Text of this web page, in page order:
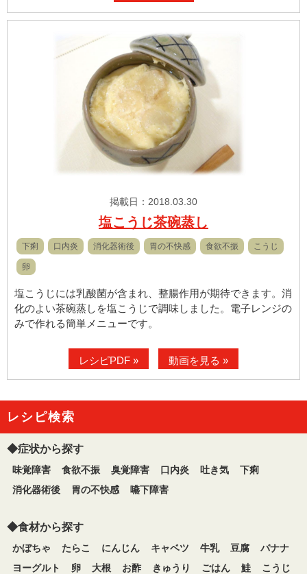
掲載日：2018.03.30
塩こうじ茶碗蒸し
下痢 口内炎 消化器術後 胃の不快感 食欲不振 こうじ
卵
塩こうじには乳酸菌が含まれ、整腸作用が期待できます。消
化のよい茶碗蒸しを塩こうじで調味しました。電子レンジの
みで作れる簡単メニューです。
レシピPDF » 動画を見る »
レシピ検索
◆症状から探す
味覚障害 食欲不振 臭覚障害 口内炎 吐き気
下痢
消化器術後
胃の不快感 嚥下障害
◆食材から探す
かぼちゃ たらこ にんじん キャベツ 牛乳 豆腐
バナナ
ヨーグルト
卵 大根 お酢 きゅうり ごはん 鮭
こうじ